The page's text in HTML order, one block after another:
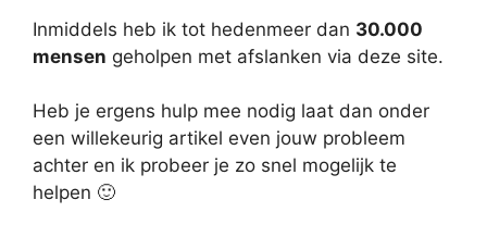
Inmiddels heb ik tot hedenmeer dan 30.000
mensen geholpen met afslanken via deze site.
Heb je ergens hulp mee nodig laat dan onder
een willekeurig artikel even jouw probleem
achter en ik probeer je zo snel mogelijk te
helpen 🙂